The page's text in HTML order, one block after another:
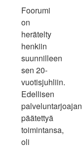
Foorumi
on
herätelty
henkiin
suunnilleen
sen 20-
vuotisjuhliin.
Edellisen
palveluntarjoajan
päätettyä
toimintansa,
oli